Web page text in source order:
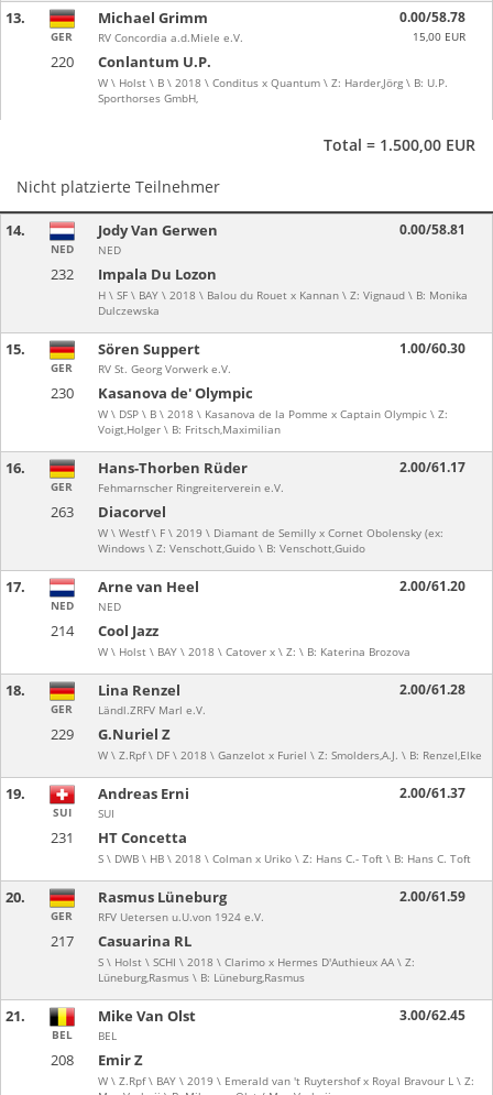
13.
220 Conlantum U.P.
W \ Holst \ B \ 2018 \ Conditus x Quantum \ Z: Harder,Jörg \ B: U.P.
Sporthorses GmbH,
GER
Michael Grimm
RV Concordia a.d.Miele e.V.
0.00/58.78
15,00 EUR
Total = 1.500,00 EUR
Nicht platzierte Teilnehmer
14.
232 Impala Du Lozon
H \ SF \ BAY \ 2018 \ Balou du Rouet x Kannan \ Z: Vignaud \ B: Monika
Dulczewska
NED
Jody Van Gerwen
NED
0.00/58.81
15.
230 Kasanova de' Olympic
W \ DSP \ B \ 2018 \ Kasanova de la Pomme x Captain Olympic \ Z:
Voigt,Holger \ B: Fritsch,Maximilian
GER
Sören Suppert
RV St. Georg Vorwerk e.V.
1.00/60.30
16.
263 Diacorvel
W \ Westf \ F \ 2019 \ Diamant de Semilly x Cornet Obolensky (ex:
Windows \ Z: Venschott,Guido \ B: Venschott,Guido
GER
Hans-Thorben Rüder
Fehmarnscher Ringreiterverein e.V.
2.00/61.17
17.
214 Cool Jazz
W \ Holst \ BAY \ 2018 \ Catover x \ Z: \ B: Katerina Brozova
NED
Arne van Heel
NED
2.00/61.20
18.
229 G.Nuriel Z
W \ Z.Rpf \ DF \ 2018 \ Ganzelot x Furiel \ Z: Smolders,A.J. \ B: Renzel,Elke
GER
Lina Renzel
Ländl.ZRFV Marl e.V.
2.00/61.28
19.
231 HT Concetta
S \ DWB \ HB \ 2018 \ Colman x Uriko \ Z: Hans C.- Toft \ B: Hans C. Toft
SUI
Andreas Erni
SUI
2.00/61.37
20.
217 Casuarina RL
S \ Holst \ SCHI \ 2018 \ Clarimo x Hermes D'Authieux AA \ Z:
Lüneburg,Rasmus \ B: Lüneburg,Rasmus
GER
Rasmus Lüneburg
RFV Uetersen u.U.von 1924 e.V.
2.00/61.59
21.
208 Emir Z
W \ Z.Rpf \ BAY \ 2019 \ Emerald van 't Ruytershof x Royal Bravour L \ Z:
BEL
Mike Van Olst
BEL
3.00/62.45